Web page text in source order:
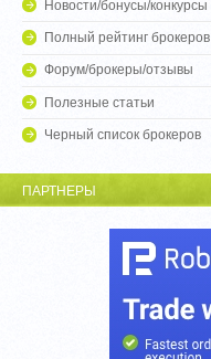
Новости/бонусы/конкурсы
Полный рейтинг брокеров
Форум/брокеры/отзывы
Полезные статьи
Черный список брокеров
ПАРТНЕРЫ